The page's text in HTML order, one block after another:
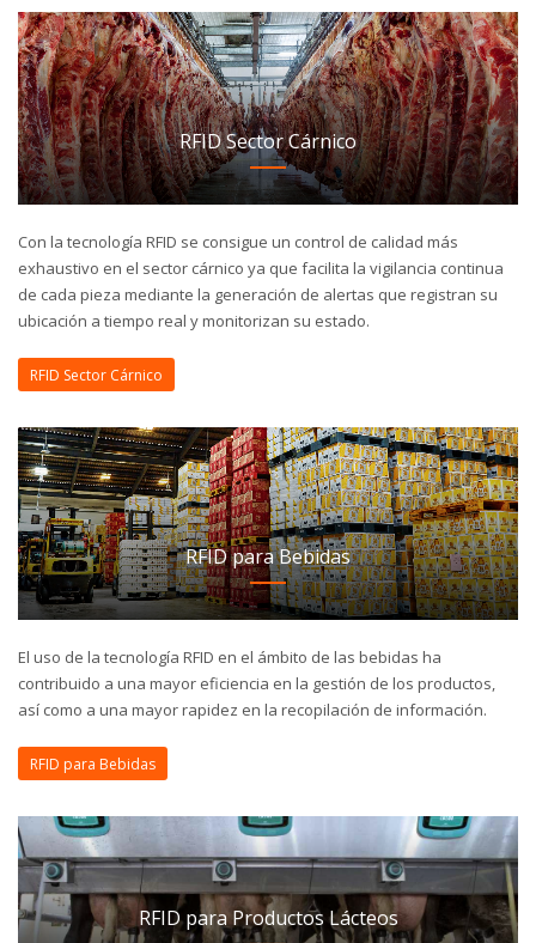
RFID Sector Cárnico
Con la tecnología RFID se consigue un control de calidad más
exhaustivo en el sector cárnico ya que facilita la vigilancia continua
de cada pieza mediante la generación de alertas que registran su
ubicación a tiempo real y monitorizan su estado.
RFID Sector Cárnico
RFID para Bebidas
El uso de la tecnología RFID en el ámbito de las bebidas ha
contribuido a una mayor eficiencia en la gestión de los productos,
así como a una mayor rapidez en la recopilación de información.
RFID para Bebidas
RFID para Productos Lácteos